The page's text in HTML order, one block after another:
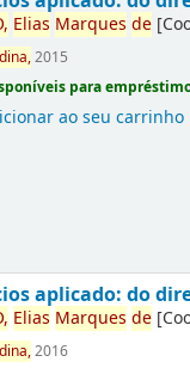
Elias Marques de
2015
para
ao seu carrinho
aplicado: do
Elias Marques de
2016